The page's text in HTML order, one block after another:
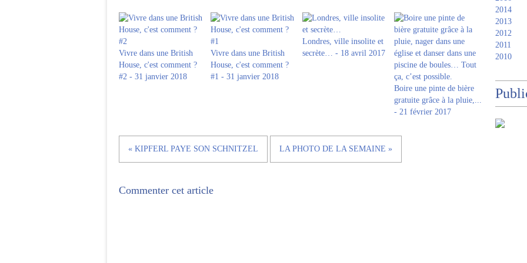
Vivre dans une British
House, c'est comment ?
#2 - 31 janvier 2018
Vivre dans une British
House, c'est comment ?
#1 - 31 janvier 2018
Londres, ville insolite et
secrète… - 18 avril 2017
Boire une pinte de bière
gratuite grâce à la pluie,...
- 21 février 2017
« KIPFERL PAYE SON SCHNITZEL LA PHOTO DE LA SEMAINE »
Commenter cet article
2014
2013
2012
2011
2010